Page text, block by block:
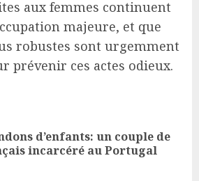
aux femmes continuent
majeure, et que
robustes sont urgemment
prévenir ces actes odieux.
d’enfants: un couple de
incarcéré au Portugal